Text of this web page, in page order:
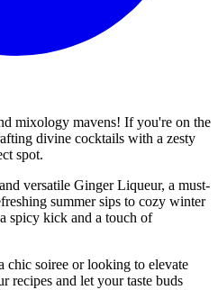
mixology mavens! If you're on the
divine cocktails with a zesty
spot.
versatile Ginger Liqueur, a must-
summer sips to cozy winter
spicy kick and a touch of
chic soiree or looking to elevate
recipes and let your taste buds